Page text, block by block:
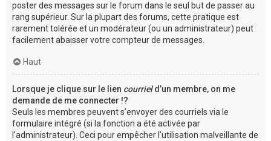
poster des messages sur le forum dans le seul but de passer au
rang supérieur. Sur la plupart des forums, cette pratique est
rarement tolérée et un modérateur (ou un administrateur) peut
facilement abaisser votre compteur de messages.
Haut
Lorsque je clique sur le lien courrield’un membre, on me
demande de me connecter !?
Seuls les membres peuvent s’envoyer des courriels via le
formulaire intégré (si la fonction a été activée par
l’administrateur). Ceci pour empêcher l’utilisation malveillante de